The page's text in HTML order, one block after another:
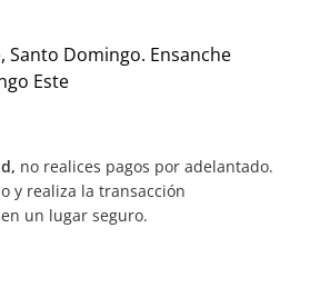
Santo Domingo. Ensanche
Este
no realices pagos por adelantado.
y realiza la transacción
un lugar seguro.